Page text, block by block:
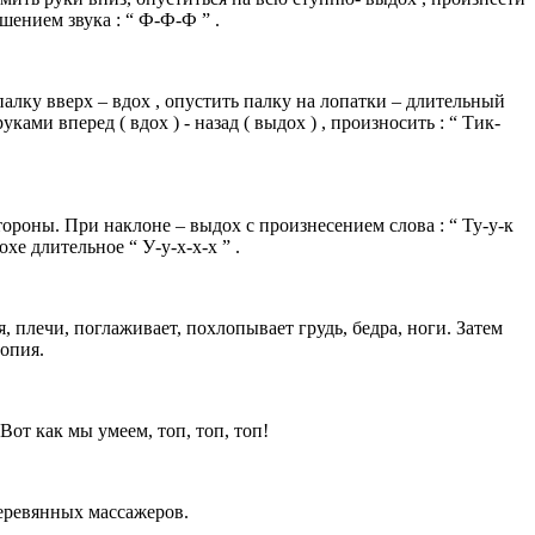
звука : “ Ф-Ф-Ф ” .
вверх – вдох , опустить палку на лопатки – длительный
вперед ( вдох ) - назад ( выдох ) , произносить : “ Тик-
При наклоне – выдох с произнесением слова : “ Ту-у-к
длительное “ У-у-х-х-х ” .
поглаживает, похлопывает грудь, бедра, ноги. Затем
как мы умеем, топ, топ, топ!
массажеров.